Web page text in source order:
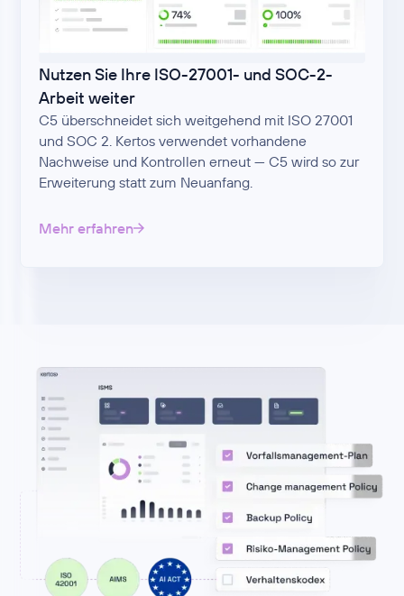
Nutzen Sie Ihre ISO-27001- und SOC-2-
Arbeit weiter
C5 überschneidet sich weitgehend mit ISO 27001
und SOC 2. Kertos verwendet vorhandene
Nachweise und Kontrollen erneut — C5 wird so zur
Erweiterung statt zum Neuanfang.
Mehr erfahren